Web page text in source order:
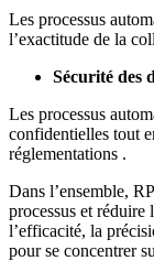
Les processus
l’exactitude de la
Sécurité des
Les processus
confidentielles tout
réglementations .
Dans l’ensemble,
processus et
l’efficacité, la
pour se concentrer